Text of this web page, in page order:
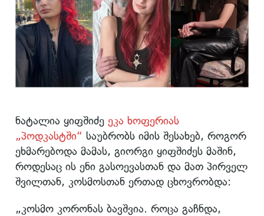
ნატალია ყიფშიძე ეკა ხოფერიას
„პოდკასტში“ საუბრობს იმის შესახებ, როგორ
ეხმარებოდა მამას, გიორგი ყიფშიძეს მაშინ,
როდესაც ის ენი გასოევასთან და მათ პირველ
შვილთან, კოსმოსთან ერთად ცხოვრობდა:
„კოსმო კორონას ბავშვია. როცა გაჩნდა,